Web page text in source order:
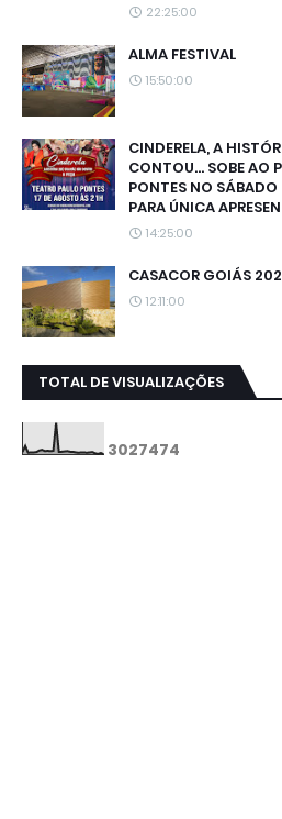
22:25:00
ALMA FESTIVAL
15:50:00
CINDERELA, A
CONTOU... SOBE AO
PONTES NO
PARA ÚNICA
14:25:00
CASACOR GOIÁS
12:11:00
TOTAL DE VISUALIZAÇÕES
3027474